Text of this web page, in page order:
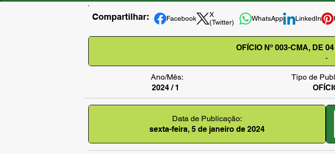
Compartilhar: Facebook
X
(Twitter)
WhatsApp LinkedIn
OFÍCIO Nº 003-CMA, DE
-
Ano/Mês:
2024 / 1
Tipo de
Data de Publicação:
sexta-feira, 5 de janeiro de 2024